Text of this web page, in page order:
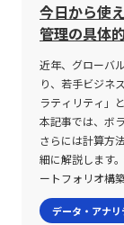
今日から使
管理の具体
近年、グローバ
り、若手ビジネ
ラティリティ」
本記事では、ボ
さらには計算方
細に解説します
ートフォリオ構
となるでしょう。 ボラティリティとは ボラティリティとは
市場における価
データ・アナリ